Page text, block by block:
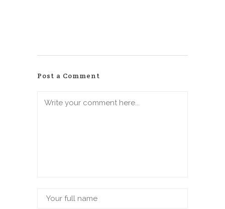
Post a Comment